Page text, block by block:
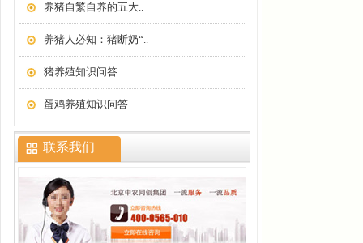
养猪自繁自养的五大..
养猪人必知：猪断奶“..
猪养殖知识问答
蛋鸡养殖知识问答
联系我们